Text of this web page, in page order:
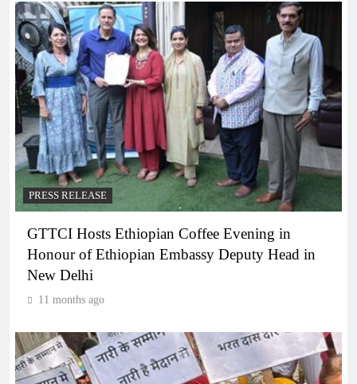
PRESS RELEASE
GTTCI Hosts Ethiopian Coffee Evening in
Honour of Ethiopian Embassy Deputy Head in
New Delhi
11 months ago